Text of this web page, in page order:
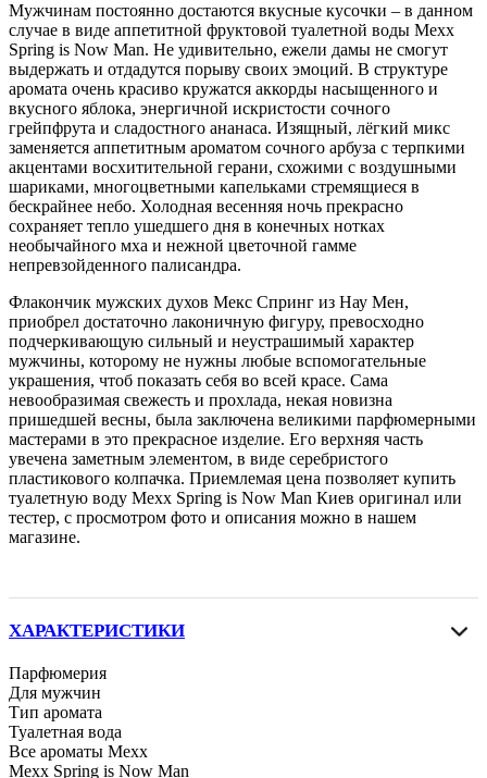
Мужчинам постоянно достаются вкусные кусочки – в данном
случае в виде аппетитной фруктовой туалетной воды Mexx
Spring is Now Man. Не удивительно, ежели дамы не смогут
выдержать и отдадутся порыву своих эмоций. В структуре
аромата очень красиво кружатся аккорды насыщенного и
вкусного яблока, энергичной искристости сочного
грейпфрута и сладостного ананаса. Изящный, лёгкий микс
заменяется аппетитным ароматом сочного арбуза с терпкими
акцентами восхитительной герани, схожими с воздушными
шариками, многоцветными капельками стремящиеся в
бескрайнее небо. Холодная весенняя ночь прекрасно
сохраняет тепло ушедшего дня в конечных нотках
необычайного мха и нежной цветочной гамме
непревзойденного палисандра.
Флакончик мужских духов Мекс Спринг из Нау Мен,
приобрел достаточно лаконичную фигуру, превосходно
подчеркивающую сильный и неустрашимый характер
мужчины, которому не нужны любые вспомогательные
украшения, чтоб показать себя во всей красе. Сама
невообразимая свежесть и прохлада, некая новизна
пришедшей весны, была заключена великими парфюмерными
мастерами в это прекрасное изделие. Его верхняя часть
увечена заметным элементом, в виде серебристого
пластикового колпачка. Приемлемая цена позволяет купить
туалетную воду Mexx Spring is Now Man Киев оригинал или
тестер, с просмотром фото и описания можно в нашем
магазине.
ХАРАКТЕРИСТИКИ
Парфюмерия
Для мужчин
Тип аромата
Туалетная вода
Все ароматы Mexx
Mexx Spring is Now Man